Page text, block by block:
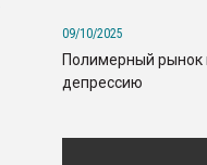
09/10/2025
Полимерный рынок
депрессию